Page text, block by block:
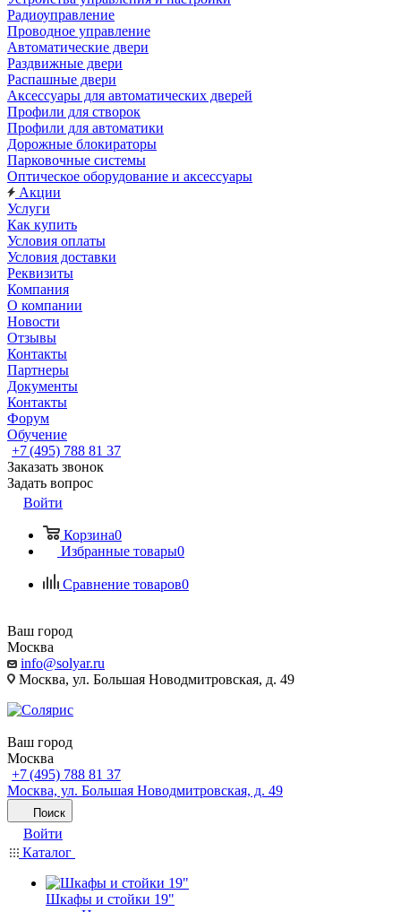
Радиоуправление
Проводное управление
Автоматические двери
Раздвижные двери
Распашные двери
Аксессуары для автоматических дверей
Профили для створок
Профили для автоматики
Дорожные блокираторы
Парковочные системы
Оптическое оборудование и аксессуары
Акции
Услуги
Как купить
Условия оплаты
Условия доставки
Реквизиты
Компания
О компании
Новости
Отзывы
Контакты
Партнеры
Документы
Контакты
Форум
Обучение
+7 (495) 788 81 37
Заказать звонок
Задать вопрос
Войти
Корзина0
Избранные товары0
Сравнение товаров0
Ваш город
Москва
info@solyar.ru
Москва, ул. Большая Новодмитровская, д. 49
Ваш город
Москва
+7 (495) 788 81 37
Москва, ул. Большая Новодмитровская, д. 49
Поиск
Войти
Каталог
Шкафы и стойки 19"